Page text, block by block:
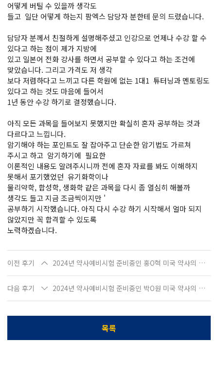
어떻게 버틸 수 있을까 생각도
들고 일단 어떻게 하는지 팜엑스 담당자 분한테 문의 드렸습니다.
담당자 분께서 친절하게 설명해주셨고 인강으로 언제나 수강 할 수
있다고 하는 점이 제가 지방에
있고 일본어 전화 강사를 하면서 공부할 수 있다고 하는 조건에
맞았습니다. 그리고 가격도 저 생각
보다 저렴하다고 느끼고 다른 학원에 없는 1대1 튜터닝과 멘토링도
있다고 하는 것도 마음에 들어서
1년 동안 수강 하기로 결정했습니다.
아직 모든 과목을 들어보지 못했지만 확실히 혼자 공부하는 것과
다르다고 느낍니다.
암기해야 하는 포인트도 잘 잡아주고 단순한 암기법도 가르쳐
주시고 하고 암기하기에 필요한
이론적인 내용도 알려주시니까 전에 혼자 자료를 봐도 이해하지
못해서 포기했었던 유기화학이나
물리약학, 합성학, 생화학 같은 과목을 다시 좀 열심히 해볼까
생각도 들고 지금 조금씩이지만 '
공부하기 시작했습니다. 아직 다시 수강 하기 시작해서 얼마 되지
않았지만 꼭 합격할 수 있도록
노력하겠습니다.
이전 후기 2024년 약사예비시험 준비중인 홍O혁 미국 약사의 수강 후기
다음 후기 2024년 약사예비시험 준비중인 박O원 미국 약사의 수강 후기
목록